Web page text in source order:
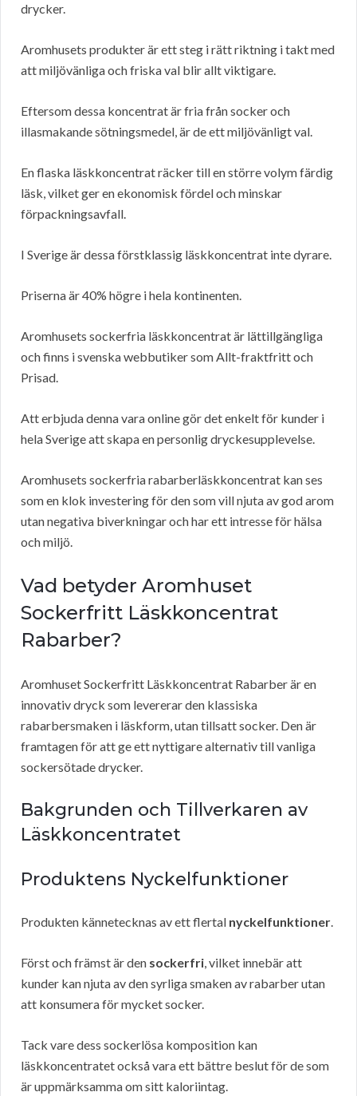
drycker.
Aromhusets produkter är ett steg i rätt riktning i takt med
att miljövänliga och friska val blir allt viktigare.
Eftersom dessa koncentrat är fria från socker och
illasmakande sötningsmedel, är de ett miljövänligt val.
En flaska läskkoncentrat räcker till en större volym färdig
läsk, vilket ger en ekonomisk fördel och minskar
förpackningsavfall.
I Sverige är dessa förstklassig läskkoncentrat inte dyrare.
Priserna är 40% högre i hela kontinenten.
Aromhusets sockerfria läskkoncentrat är lättillgängliga
och finns i svenska webbutiker som Allt-fraktfritt och
Prisad.
Att erbjuda denna vara online gör det enkelt för kunder i
hela Sverige att skapa en personlig dryckesupplevelse.
Aromhusets sockerfria rabarberläskkoncentrat kan ses
som en klok investering för den som vill njuta av god arom
utan negativa biverkningar och har ett intresse för hälsa
och miljö.
Vad betyder Aromhuset
Sockerfritt Läskkoncentrat
Rabarber?
Aromhuset Sockerfritt Läskkoncentrat Rabarber är en
innovativ dryck som levererar den klassiska
rabarbersmaken i läskform, utan tillsatt socker. Den är
framtagen för att ge ett nyttigare alternativ till vanliga
sockersötade drycker.
Bakgrunden och Tillverkaren av
Läskkoncentratet
Produktens Nyckelfunktioner
Produkten kännetecknas av ett flertal nyckelfunktioner.
Först och främst är den sockerfri, vilket innebär att
kunder kan njuta av den syrliga smaken av rabarber utan
att konsumera för mycket socker.
Tack vare dess sockerlösa komposition kan
läskkoncentratet också vara ett bättre beslut för de som
är uppmärksamma om sitt kaloriintag.